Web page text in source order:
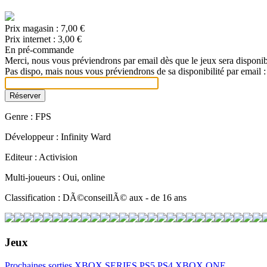
Prix magasin : 7,00 €
Prix internet : 3,00 €
En pré-commande
Merci, nous vous préviendrons par email dès que le jeux sera
Pas dispo, mais nous vous préviendrons de sa disponibilité par email :
Genre : FPS
Développeur : Infinity Ward
Editeur : Activision
Multi-joueurs : Oui, online
Classification : DÃ©conseillÃ© aux - de 16 ans
Jeux